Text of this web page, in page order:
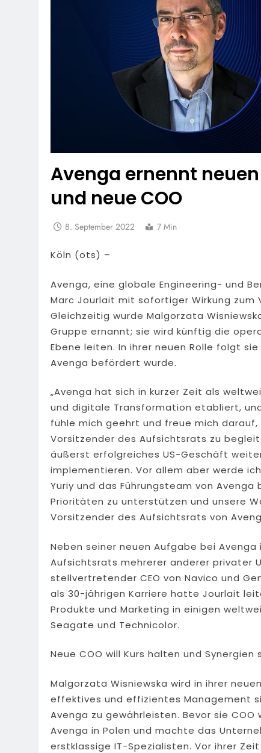
Avenga ernennt
und neue COO
8. September 2022 7 Min
Köln (ots) –
Avenga, eine globale Engineering- und
Marc Jourlait mit sofortiger Wirkung
Gleichzeitig wurde Malgorzata
Gruppe ernannt; sie wird künftig die
Ebene leiten. In ihrer neuen Rolle folgt
Avenga befördert wurde.
„Avenga hat sich in kurzer Zeit als
und digitale Transformation etabliert,
fühle mich geehrt und freue mich
Vorsitzender des Aufsichtsrats zu
äußerst erfolgreiches US-Geschäft
implementieren. Vor allem aber werde
Yuriy und das Führungsteam von
Prioritäten zu unterstützen und unsere
Vorsitzender des Aufsichtsrats von
Neben seiner neuen Aufgabe bei
Aufsichtsrats mehrerer anderer privater
stellvertretender CEO von Navico und
als 30-jährigen Karriere hatte Jourlait
Produkte und Marketing in einigen
Seagate und Technicolor.
Neue COO will Kurs halten und Synergien
Malgorzata Wisniewska wird in ihrer
effektives und effizientes Management
Avenga zu gewährleisten. Bevor sie
Avenga in Polen und machte das
erstklassige IT-Spezialisten. Vor ihrer